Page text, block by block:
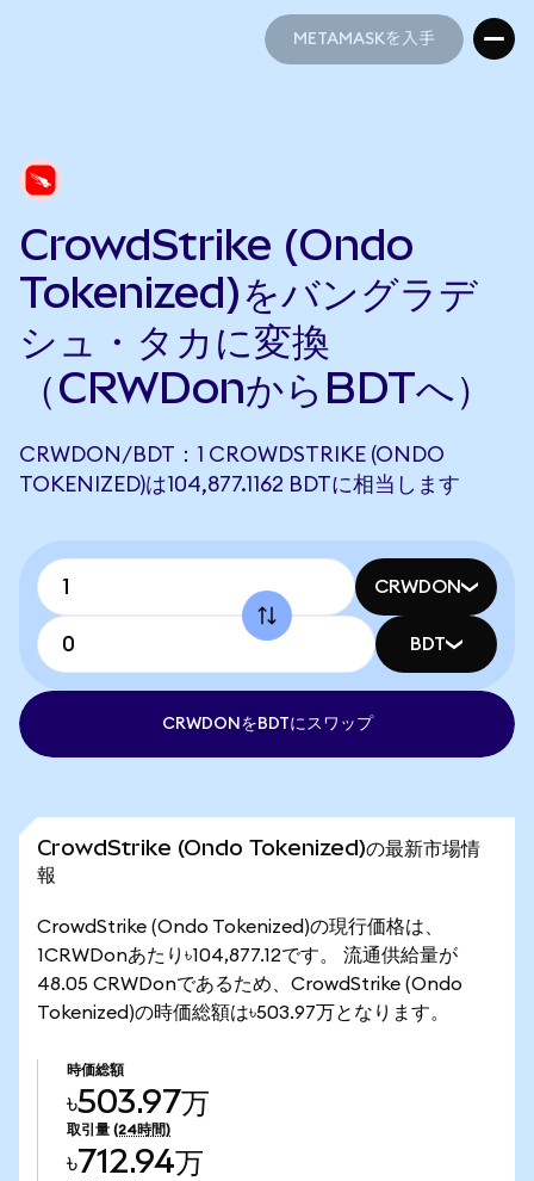
METAMASKを入手
CrowdStrike (Ondo
Tokenized)をバングラデ
シュ・タカに変換
（CRWDonからBDTへ）
CRWDON/BDT：1 CROWDSTRIKE (ONDO
TOKENIZED)は104,877.1162 BDTに相当します
CRWDON
BDT
CRWDONをBDTにスワップ
CrowdStrike (Ondo Tokenized)の最新市場情
報
CrowdStrike (Ondo Tokenized)の現行価格は、
1CRWDonあたり৳104,877.12です。 流通供給量が
48.05 CRWDonであるため、CrowdStrike (Ondo
Tokenized)の時価総額は৳503.97万となります。
時価総額
৳503.97万
取引量 (24時間)
৳712.94万